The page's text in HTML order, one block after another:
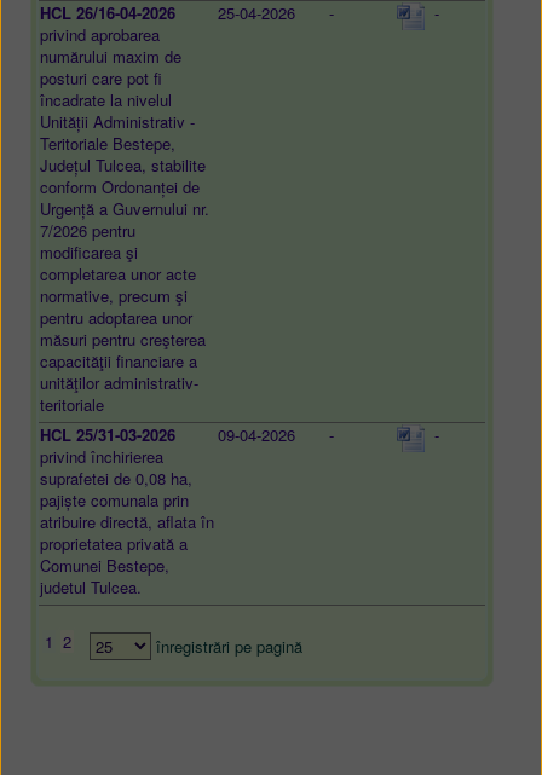
HCL 26/16-04-2026
privind aprobarea
numărului maxim de
posturi care pot fi
încadrate la nivelul
Unității Administrativ -
Teritoriale Bestepe,
Județul Tulcea, stabilite
conform Ordonanței de
Urgență a Guvernului nr.
7/2026 pentru
modificarea şi
completarea unor acte
normative, precum şi
pentru adoptarea unor
măsuri pentru creşterea
capacităţii financiare a
unităţilor administrativ-
teritoriale
25-04-2026 - -
HCL 25/31-03-2026
privind închirierea
suprafetei de 0,08 ha,
pajiște comunala prin
atribuire directă, aflata în
proprietatea privată a
Comunei Bestepe,
judetul Tulcea.
09-04-2026 - -
1 2 înregistrări pe pagină